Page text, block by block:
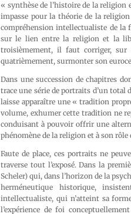
« synthèse de l’histoire de la religion
impasse pour la théorie de la
compréhension intellectualiste de la
sur le lien entre la religion et la
troisièmement, il faut corriger, sur
quatrièmement, surmonter son
Dans une succession de chapitres
trace une série de portraits d’un
laisse apparaître une « tradition
volume, exhumer cette tradition ne
conduisant à pouvoir offrir une
phénomène de la religion et à son
Faute de place, ces portraits ne
traverse tout l’exposé. Dans la
Scheler) qui, dans l’horizon de la
herméneutique historique,
intellectualiste, qui n’atteint sa
l’expérience de foi